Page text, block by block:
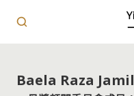
Baela Raza Jamil